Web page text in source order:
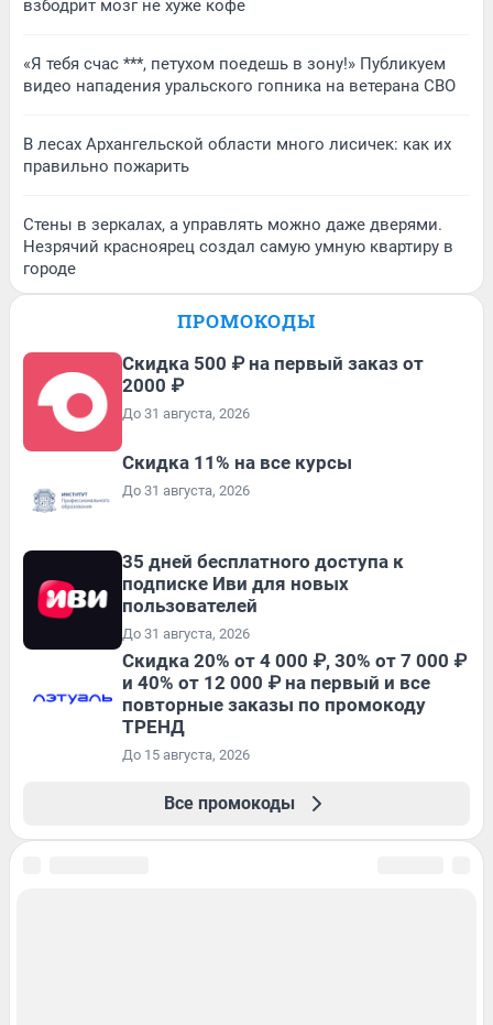
взбодрит мозг не хуже кофе
«Я тебя счас ***, петухом поедешь в зону!» Публикуем
видео нападения уральского гопника на ветерана СВО
В лесах Архангельской области много лисичек: как их
правильно пожарить
Стены в зеркалах, а управлять можно даже дверями.
Незрячий красноярец создал самую умную квартиру в
городе
ПРОМОКОДЫ
Скидка 500 ₽ на первый заказ от
2000 ₽
До 31 августа, 2026
Скидка 11% на все курсы
До 31 августа, 2026
35 дней бесплатного доступа к
подписке Иви для новых
пользователей
До 31 августа, 2026
Скидка 20% от 4 000 ₽, 30% от 7 000 ₽
и 40% от 12 000 ₽ на первый и все
повторные заказы по промокоду
ТРЕНД
До 15 августа, 2026
Все промокоды